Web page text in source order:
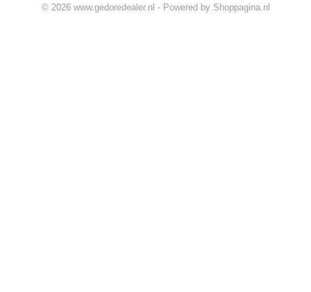
© 2026 www.gedoredealer.nl - Powered by Shoppagina.nl